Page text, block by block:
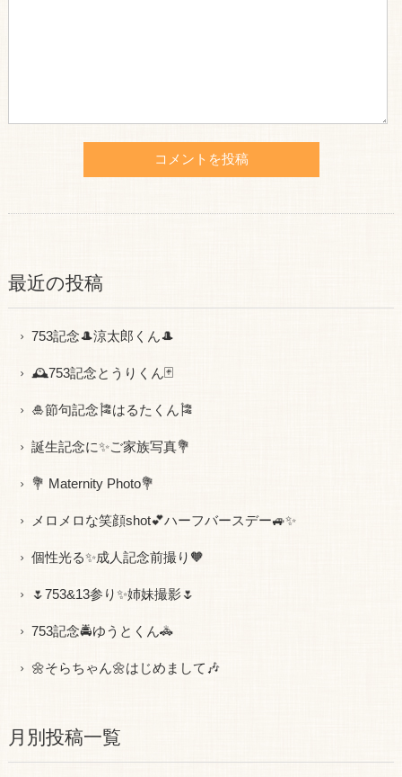
最近の投稿
753記念🎩涼太郎くん🎩
🕰753記念とうりくん🃏
🎍節句記念🎏はるたくん🎏
誕生記念に✨ご家族写真💐
💐 Maternity Photo💐
メロメロな笑顔shot💕ハーフバースデー🚙✨
個性光る✨成人記念前撮り🧡
🌷753&13参り✨姉妹撮影🌷
753記念🚔ゆうとくん🚓
🌼そらちゃん🌼はじめまして🎶
月別投稿一覧